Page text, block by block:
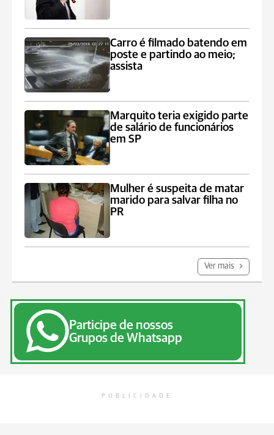
Carro é filmado batendo em
poste e partindo ao meio;
assista
Marquito teria exigido parte
de salário de funcionários
em SP
Mulher é suspeita de matar
marido para salvar filha no
PR
Ver mais
Participe de nossos
Grupos de Whatsapp
PUBLICIDADE